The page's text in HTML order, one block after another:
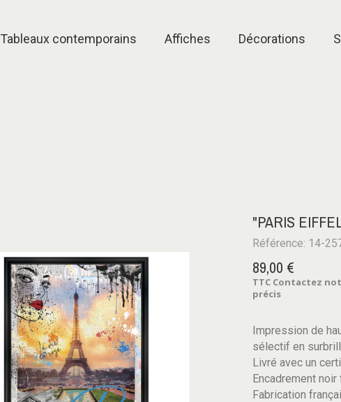
Tableaux contemporains Affiches Décorations
"PARIS
Référence: 14-
89,00 €
TTC Contactez
précis
Impression de
sélectif en
Livré avec un
Encadrement
Fabrication